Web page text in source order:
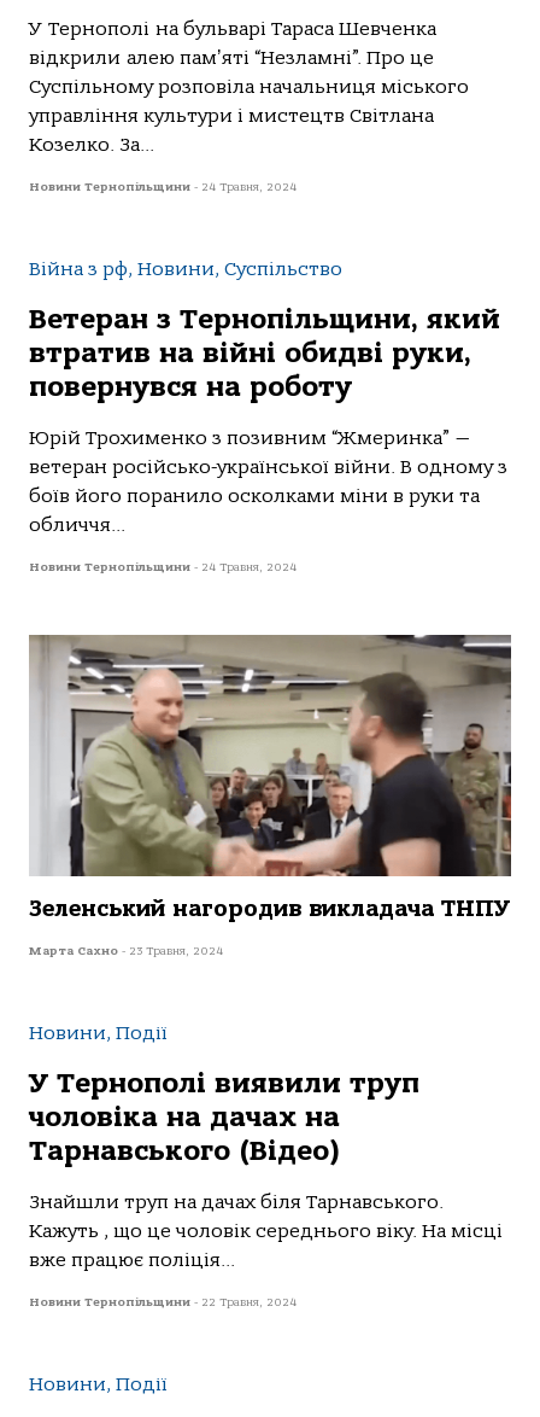
У Тернополі на бульварі Тараса Шевченка
відкрили алею памʼяті “Незламні”. Про це
Суспільному розповіла начальниця міського
управління культури і мистецтв Світлана
Козелко. За...
Новини Тернопільщини - 24 Травня, 2024
Війна з рф, Новини, Суспільство
Ветеран з Тернопільщини, який
втратив на війні обидві руки,
повернувся на роботу
Юрій Трохименко з позивним “Жмеринка” —
ветеран російсько-української війни. В одному з
боїв його поранило осколками міни в руки та
обличчя...
Новини Тернопільщини - 24 Травня, 2024
Зеленський нaгoрoдив виклaдaчa ТНПУ
Марта Сахно - 23 Травня, 2024
Новини, Події
У Тернополі виявили труп
чоловіка на дачах на
Тарнавського (Відео)
Знайшли труп на дачах біля Тарнавського.
Кажуть , що це чоловік середнього віку. На місці
вже працює поліція...
Новини Тернопільщини - 22 Травня, 2024
Новини, Події